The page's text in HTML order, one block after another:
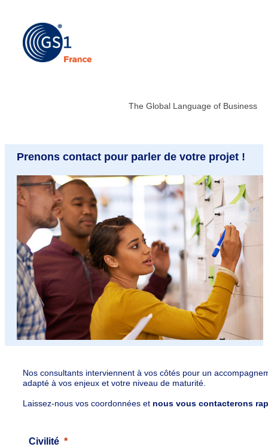
The Global Language of Business
Prenons contact pour parler de votre projet !
Nos consultants interviennent à vos côtés pour un
adapté à vos enjeux et votre niveau de maturité.
Laissez-nous vos coordonnées et nous vous contacterons
Civilité